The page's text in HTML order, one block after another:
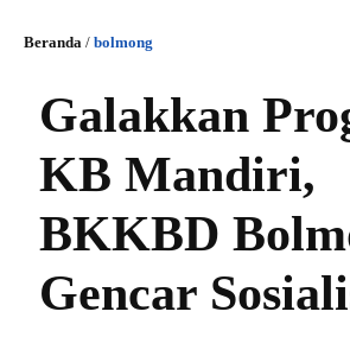
Beranda / bolmong
Galakkan
KB Mandiri,
BKKBD
Gencar